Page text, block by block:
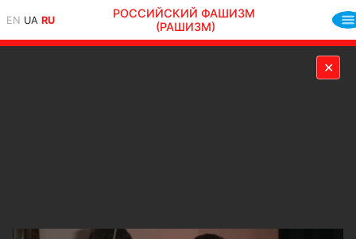
EN UA RU
РОССИЙСКИЙ ФАШИЗМ
(РАШИЗМ)
✕